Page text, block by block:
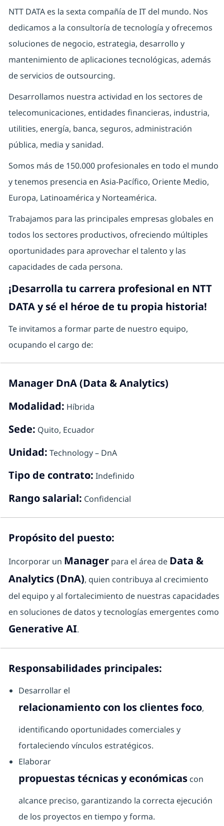
NTT DATA es la sexta compañía de IT del mundo. Nos
dedicamos a la consultoría de tecnología y ofrecemos
soluciones de negocio, estrategia, desarrollo y
mantenimiento de aplicaciones tecnológicas, además
de servicios de outsourcing.
Desarrollamos nuestra actividad en los sectores de
telecomunicaciones, entidades financieras, industria,
utilities, energía, banca, seguros, administración
pública, media y sanidad.
Somos más de 150.000 profesionales en todo el mundo
y tenemos presencia en Asia-Pacífico, Oriente Medio,
Europa, Latinoamérica y Norteamérica.
Trabajamos para las principales empresas globales en
todos los sectores productivos, ofreciendo múltiples
oportunidades para aprovechar el talento y las
capacidades de cada persona.
¡Desarrolla tu carrera profesional en NTT
DATA y sé el héroe de tu propia historia!
Te invitamos a formar parte de nuestro equipo,
ocupando el cargo de:
Manager DnA (Data & Analytics)
Modalidad: Híbrida
Sede: Quito, Ecuador
Unidad: Technology – DnA
Tipo de contrato: Indefinido
Rango salarial: Confidencial
Propósito del puesto:
Incorporar un Managerpara el área de Data &
Analytics (DnA), quien contribuya al crecimiento
del equipo y al fortalecimiento de nuestras capacidades
en soluciones de datos y tecnologías emergentes como
Generative AI.
Responsabilidades principales:
Desarrollar el
relacionamiento con los clientes foco,
identificando oportunidades comerciales y
fortaleciendo vínculos estratégicos.
Elaborar
propuestas técnicas y económicascon
alcance preciso, garantizando la correcta ejecución
de los proyectos en tiempo y forma.